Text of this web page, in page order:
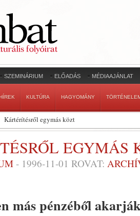
SZEMINÁRIUM ELŐADÁS MÉDIAAJÁNLAT
KULTÚRA HAGYOMÁNY
Kártérítésről egymás közt
EGYMÁS
- 1996-11-01 ROVAT:
más pénzéből